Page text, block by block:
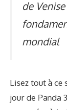
de
mondial
Lisez tout à ce
jour de Panda